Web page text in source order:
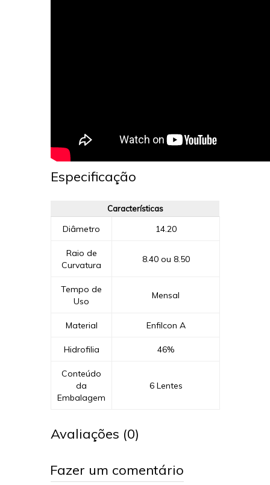
Especificação
Características
Diâmetro 14.20
Raio de
Curvatura
8.40 ou 8.50
Tempo de
Uso
Mensal
Material Enfilcon A
Hidrofilia 46%
Conteúdo
da
Embalagem
6 Lentes
Avaliações (0)
Fazer um comentário